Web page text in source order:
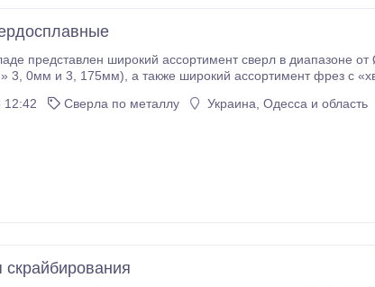
представлен широкий ассортимент сверл в диапазоне
фрез с «хвостовиками» 3, 0мм и 3, 175мм. Дисковы фрезы для
12:42
Сверла по металлу Украина, Одесса и область